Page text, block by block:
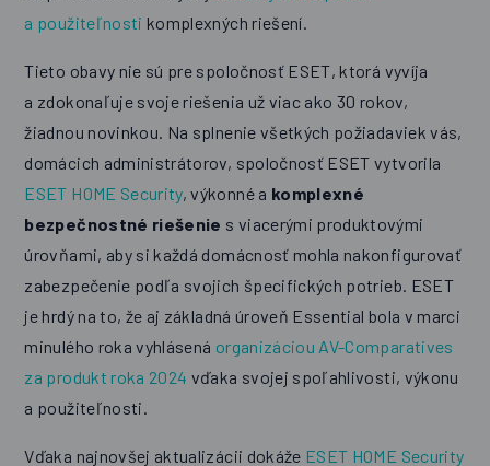
a použiteľnosti komplexných riešení.
Tieto obavy nie sú pre spoločnosť ESET, ktorá vyvíja
a zdokonaľuje svoje riešenia už viac ako 30 rokov,
žiadnou novinkou. Na splnenie všetkých požiadaviek vás,
domácich administrátorov, spoločnosť ESET vytvorila
ESET HOME Security, výkonné a komplexné
bezpečnostné riešenie s viacerými produktovými
úrovňami, aby si každá domácnosť mohla nakonfigurovať
zabezpečenie podľa svojich špecifických potrieb. ESET
je hrdý na to, že aj základná úroveň Essential bola v marci
minulého roka vyhlásená organizáciou AV-Comparatives
za produkt roka 2024 vďaka svojej spoľahlivosti, výkonu
a použiteľnosti.
Vďaka najnovšej aktualizácii dokáže ESET HOME Security